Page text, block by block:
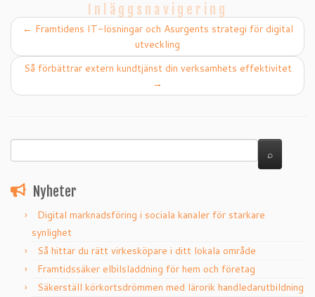
Inläggsnavigering
← Framtidens IT-lösningar och Asurgents strategi för digital
utveckling
Så förbättrar extern kundtjänst din verksamhets effektivitet
→
Nyheter
Digital marknadsföring i sociala kanaler för starkare
synlighet
Så hittar du rätt virkesköpare i ditt lokala område
Framtidssäker elbilsladdning för hem och företag
Säkerställ körkortsdrömmen med lärorik handledarutbildning